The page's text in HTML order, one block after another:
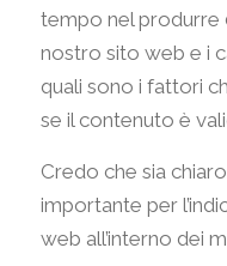
tempo nel produrre
nostro sito web e i
quali sono i fattori
se il contenuto è
Credo che sia
importante per
web all’interno dei